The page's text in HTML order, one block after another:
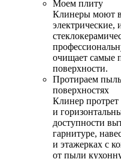
Моем плиту
Клинеры моют
очищает самые
поверхности.
Протираем
поверхностях
Клинер
и
доступности
гарнитуре,
и этажерках с
от пыли